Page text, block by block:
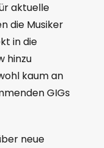
aktuelle
die Musiker
in die
hinzu
kaum an
GIGs
neue